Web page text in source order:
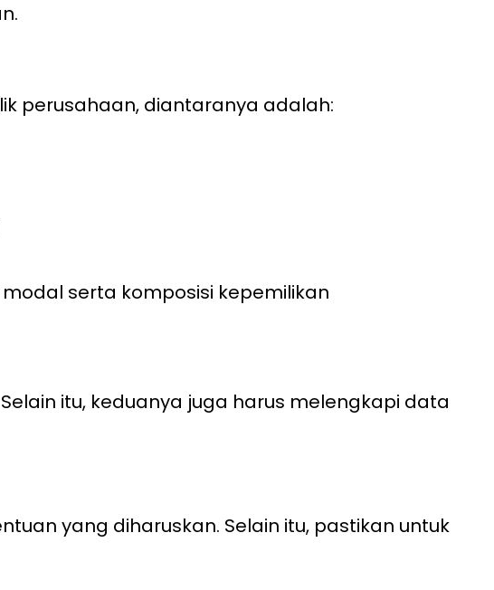
perusahaan, diantaranya adalah:
serta komposisi kepemilikan
itu, keduanya juga harus melengkapi data
yang diharuskan. Selain itu, pastikan untuk